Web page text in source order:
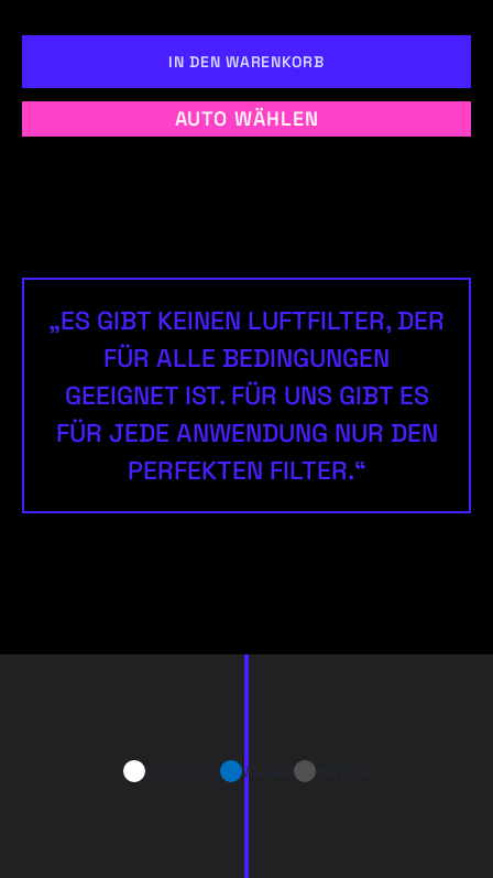
IN DEN WARENKORB
AUTO WÄHLEN
„ES GIBT KEINEN LUFTFILTER, DER
FÜR ALLE BEDINGUNGEN
GEEIGNET IST. FÜR UNS GIBT ES
FÜR JEDE ANWENDUNG NUR DEN
PERFEKTEN FILTER.“
Wasser